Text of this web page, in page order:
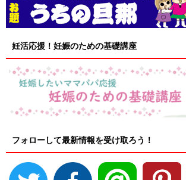
妊活応援！妊娠のための基礎講座
フォローして最新情報を受け取ろう！